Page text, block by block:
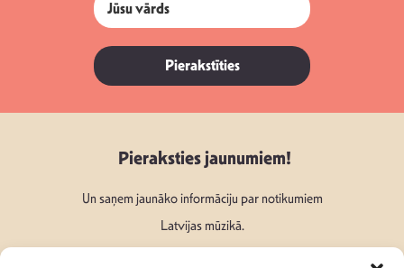
Pierakstīties
Pieraksties jaunumiem!
Un saņem jaunāko informāciju par notikumiem
Latvijas mūzikā.